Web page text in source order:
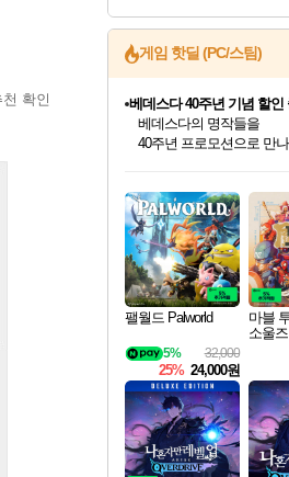
천 확인
게임 핫딜 (PC/스팀)
최대 90% 할인가를 만나
네이버혜택과 함께 만나
50%할인&추가 적립까지!
이니&베니 혜택까지!
네이버 혜택가와 함께 예
할인&네이버혜택으로 만
네이버페이 혜택과 만나
베데스다 40주년 기념 할인
베데스다의 명작들을
40주년 프로모션으로 만
네이버 포인트 혜택까지!
할인가에 만나보세요!
일부 에디션 상시 할인!
혜택으로 예약 판매 중
편안하게 충전하세요
팰월드 Palworld
32,000
5%
25% 24,000원
마블
소울즈
션 예
EL
ouls
Pre-